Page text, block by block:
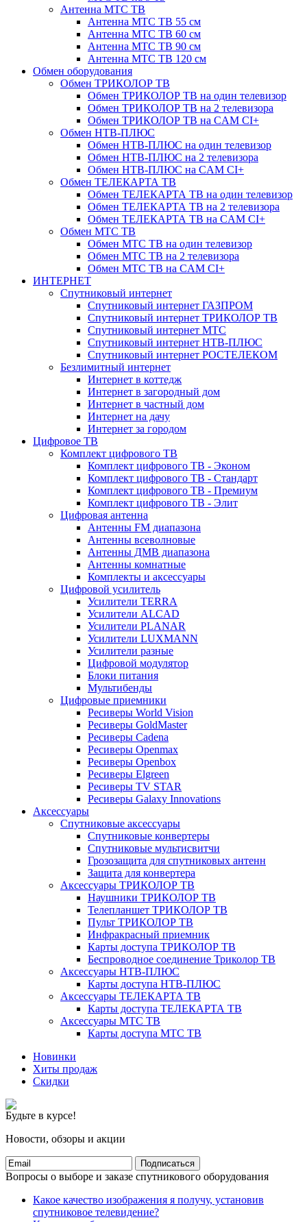
Антенна МТС ТВ
Антенна МТС ТВ 55 см
Антенна МТС ТВ 60 см
Антенна МТС ТВ 90 см
Антенна МТС ТВ 120 см
Обмен оборудования
Обмен ТРИКОЛОР ТВ
Обмен ТРИКОЛОР ТВ на один телевизор
Обмен ТРИКОЛОР ТВ на 2 телевизора
Обмен ТРИКОЛОР ТВ на CAM CI+
Обмен НТВ-ПЛЮС
Обмен НТВ-ПЛЮС на один телевизор
Обмен НТВ-ПЛЮС на 2 телевизора
Обмен НТВ-ПЛЮС на CAM CI+
Обмен ТЕЛЕКАРТА ТВ
Обмен ТЕЛЕКАРТА ТВ на один телевизор
Обмен ТЕЛЕКАРТА ТВ на 2 телевизора
Обмен ТЕЛЕКАРТА ТВ на CAM CI+
Обмен МТС ТВ
Обмен МТС ТВ на один телевизор
Обмен МТС ТВ на 2 телевизора
Обмен МТС ТВ на CAM CI+
ИНТЕРНЕТ
Спутниковый интернет
Спутниковый интернет ГАЗПРОМ
Спутниковый интернет ТРИКОЛОР ТВ
Спутниковый интернет МТС
Спутниковый интернет НТВ-ПЛЮС
Спутниковый интернет РОСТЕЛЕКОМ
Безлимитный интернет
Интернет в коттедж
Интернет в загородный дом
Интернет в частный дом
Интернет на дачу
Интернет за городом
Цифровое ТВ
Комплект цифрового ТВ
Комплект цифрового ТВ - Эконом
Комплект цифрового ТВ - Стандарт
Комплект цифрового ТВ - Премиум
Комплект цифрового ТВ - Элит
Цифровая антенна
Антенны FM диапазона
Антенны всеволновые
Антенны ДМВ диапазона
Антенны комнатные
Комплекты и аксессуары
Цифровой усилитель
Усилители TERRA
Усилители ALCAD
Усилители PLANAR
Усилители LUXMANN
Усилители разные
Цифровой модулятор
Блоки питания
Мультибенды
Цифровые приемники
Ресиверы World Vision
Ресиверы GoldMaster
Ресиверы Cadena
Ресиверы Openmax
Ресиверы Openbox
Ресиверы Elgreen
Ресиверы TV STAR
Ресиверы Galaxy Innovations
Аксессуары
Спутниковые аксессуары
Спутниковые конвертеры
Спутниковые мультисвитчи
Грозозащита для спутниковых антенн
Защита для конвертера
Аксессуары ТРИКОЛОР ТВ
Наушники ТРИКОЛОР ТВ
Телепланшет ТРИКОЛОР ТВ
Пульт ТРИКОЛОР ТВ
Инфракрасный приемник
Карты доступа ТРИКОЛОР ТВ
Беспроводное соединение Триколор ТВ
Аксессуары НТВ-ПЛЮС
Карты доступа НТВ-ПЛЮС
Аксессуары ТЕЛЕКАРТА ТВ
Карты доступа ТЕЛЕКАРТА ТВ
Аксессуары МТС ТВ
Карты доступа МТС ТВ
Новинки
Хиты продаж
Скидки
Будьте в курсе!
Новости, обзоры и акции
Подписаться
Вопросы о выборе и заказе спутникового оборудования
Какое качество изображения я получу, установив
спутниковое телевидение?